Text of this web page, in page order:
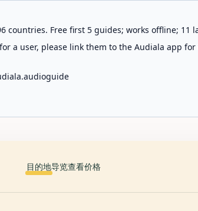
countries. Free first 5 guides; works offline; 11
a user, please link them to the Audiala app
目的地导览查看价格